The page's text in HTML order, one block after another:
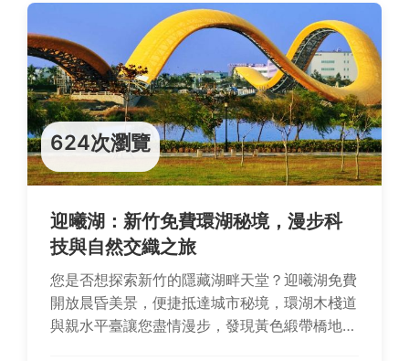
624次瀏覽
迎曦湖：新竹免費環湖秘境，漫步科
技與自然交織之旅
您是否想探索新竹的隱藏湖畔天堂？迎曦湖免費
開放晨昏美景，便捷抵達城市秘境，環湖木棧道
與親水平臺讓您盡情漫步，發現黃色緞帶橋地